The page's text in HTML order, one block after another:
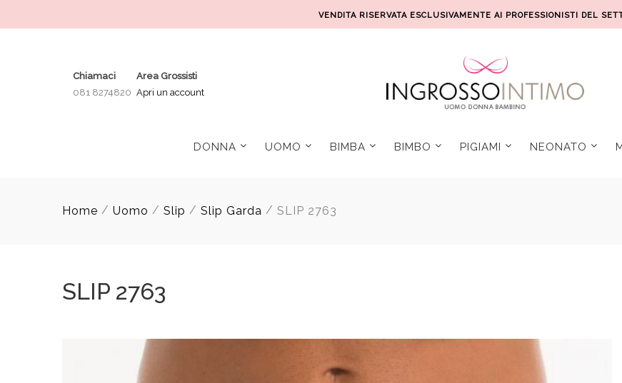
VENDITA RISERVATA ESCLUSIVAMENTE AI PROFESSIONISTI DEL
Chiamaci
081 8274820
Area Grossisti
Apri un account
DONNA UOMO BIMBA BIMBO PIGIAMI NEONATO
Home / Uomo / Slip / Slip Garda / SLIP 2763
SLIP 2763